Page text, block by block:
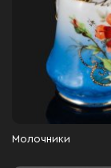
Молочники